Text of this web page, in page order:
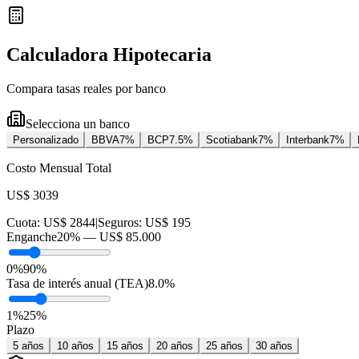
Calculadora Hipotecaria
Compara tasas reales por banco
Selecciona un banco
Personalizado BBVA7% BCP7.5% Scotiabank7% Interbank7%
Costo Mensual Total
US$ 3039
Cuota: US$ 2844|Seguros: US$ 195
Enganche20% — US$ 85.000
0%90%
Tasa de interés anual (TEA)8.0%
1%25%
Plazo
5 años 10 años 15 años 20 años 25 años 30 años